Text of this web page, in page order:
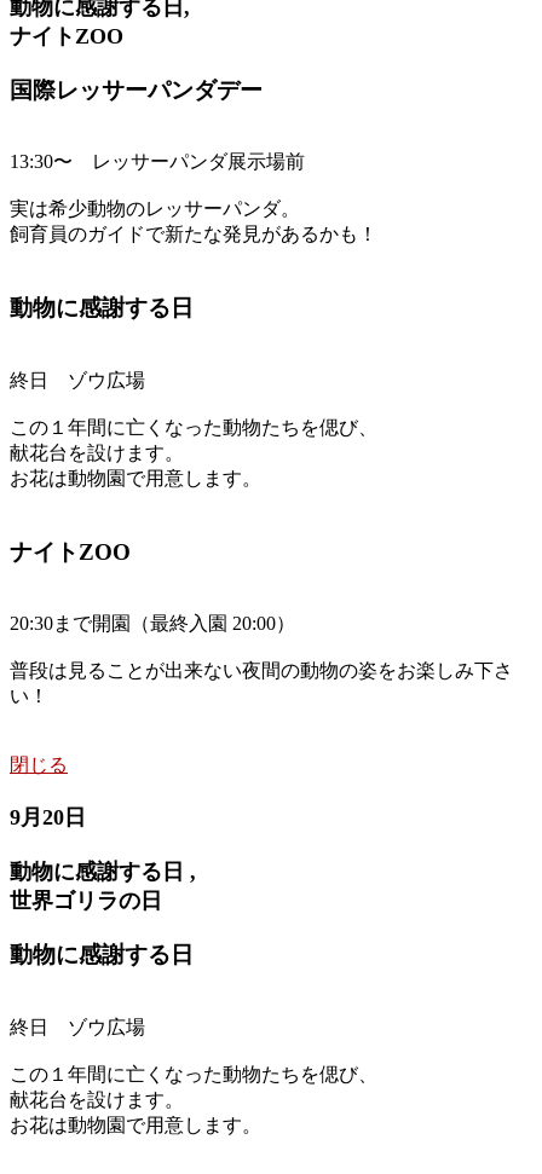
動物に感謝する日,
ナイトZOO
国際レッサーパンダデー
13:30〜 レッサーパンダ展示場前
実は希少動物のレッサーパンダ。
飼育員のガイドで新たな発見があるかも！
動物に感謝する日
終日 ゾウ広場
この１年間に亡くなった動物たちを偲び、
献花台を設けます。
お花は動物園で用意します。
ナイトZOO
20:30まで開園（最終入園 20:00）
普段は見ることが出来ない夜間の動物の姿をお楽しみ下さ
い！
閉じる
9月20日
動物に感謝する日 ,
世界ゴリラの日
動物に感謝する日
終日 ゾウ広場
この１年間に亡くなった動物たちを偲び、
献花台を設けます。
お花は動物園で用意します。